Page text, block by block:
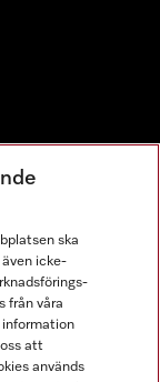
ska
icke-
från våra
information
att
används